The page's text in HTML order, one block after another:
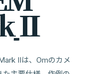
II
IIは、Omのカメ